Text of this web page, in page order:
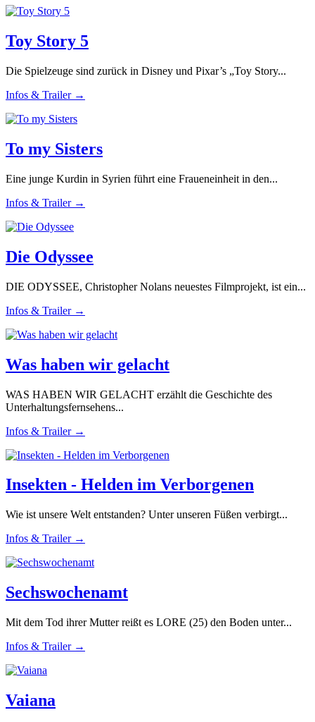
Toy Story 5
Die Spielzeuge sind zurück in Disney und Pixar’s „Toy Story...
Infos & Trailer →
To my Sisters
Eine junge Kurdin in Syrien führt eine Fraueneinheit in den...
Infos & Trailer →
Die Odyssee
DIE ODYSSEE, Christopher Nolans neuestes Filmprojekt, ist ein...
Infos & Trailer →
Was haben wir gelacht
WAS HABEN WIR GELACHT erzählt die Geschichte des
Unterhaltungsfernsehens...
Infos & Trailer →
Insekten - Helden im Verborgenen
Wie ist unsere Welt entstanden? Unter unseren Füßen verbirgt...
Infos & Trailer →
Sechswochenamt
Mit dem Tod ihrer Mutter reißt es LORE (25) den Boden unter...
Infos & Trailer →
Vaiana